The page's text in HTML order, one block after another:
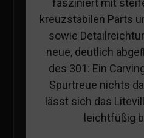
fasziniert mit
kreuzstabilen Parts
sowie
neue, deutlich
des 301: Ein
Spurtreue nichts
lässt sich das
leichtfüßig